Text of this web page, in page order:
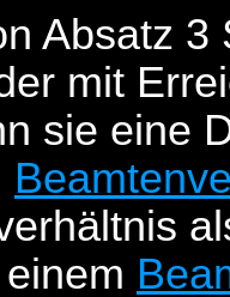
Absatz
mit
sie eine